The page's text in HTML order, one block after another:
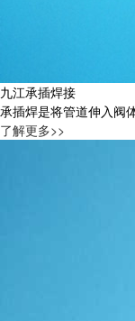
九江承插焊接
承插焊是将管道伸入阀
了解更多>>